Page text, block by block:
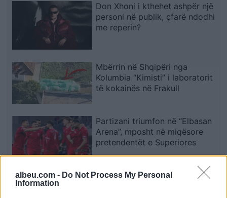
albeu.com - Do Not Process My Personal
Information
Don Xhoni i kthehet ashpër një
personi në publik, çfarë ndodhi
me reperin?
Mbërrin në Shqipëri nga
Kolumbia “Kimisti” i laboratorit
të kokainës në Frakull
Partizani triumfon në “Elbasan
Arena”, mposht në miqësore
pretendentët e Superiores
Barcelona heq dorë nga Julian